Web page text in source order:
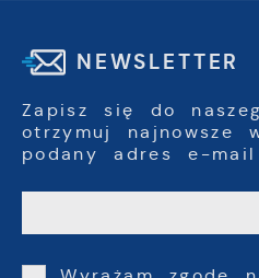
NEWSLETTER
Zapisz się do
otrzymuj najnowsze
podany adres e-mail